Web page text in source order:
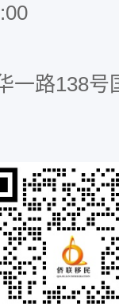
一路138号